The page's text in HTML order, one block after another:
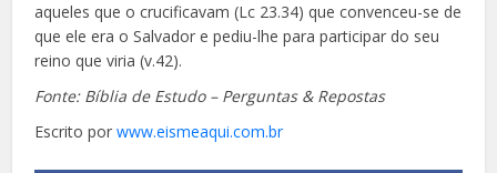
aqueles que o crucificavam (Lc 23.34) que convenceu-se de
que ele era o Salvador e pediu-lhe para participar do seu
reino que viria (v.42).
Fonte: Bíblia de Estudo – Perguntas & Repostas
Escrito porwww.eismeaqui.com.br